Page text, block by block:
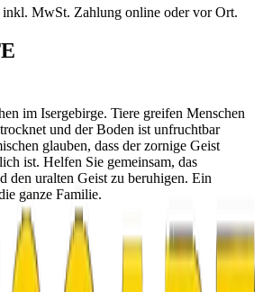
inkl. MwSt. Zahlung online oder vor Ort.
im Isergebirge. Tiere greifen Menschen
und der Boden ist unfruchtbar
glauben, dass der zornige Geist
ist. Helfen Sie gemeinsam, das
den uralten Geist zu beruhigen. Ein
ganze Familie.